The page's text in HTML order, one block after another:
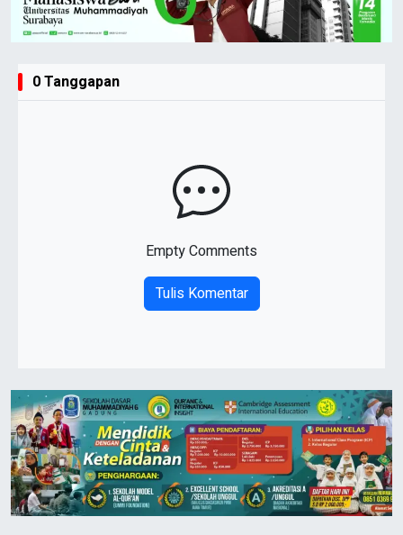
0 Tanggapan
Empty Comments
Tulis Komentar